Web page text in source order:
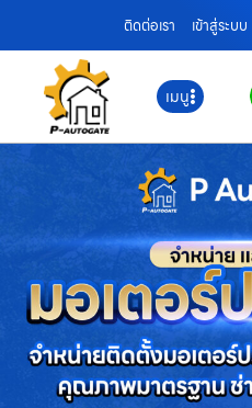
ติดต่อเรา เข้าสู่ระบบ
เมนู